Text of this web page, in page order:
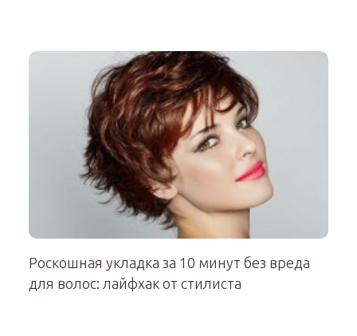
Роскошная укладка за 10 минут без вреда
для волос: лайфхак от стилиста